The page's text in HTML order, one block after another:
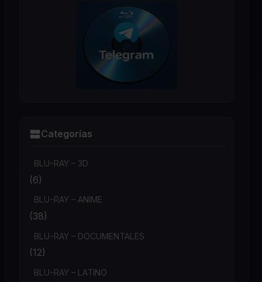
Categorías
BLU-RAY – 3D
(6)
BLU-RAY – ANIME
(38)
BLU-RAY – DOCUMENTALES
(12)
BLU-RAY – LATINO